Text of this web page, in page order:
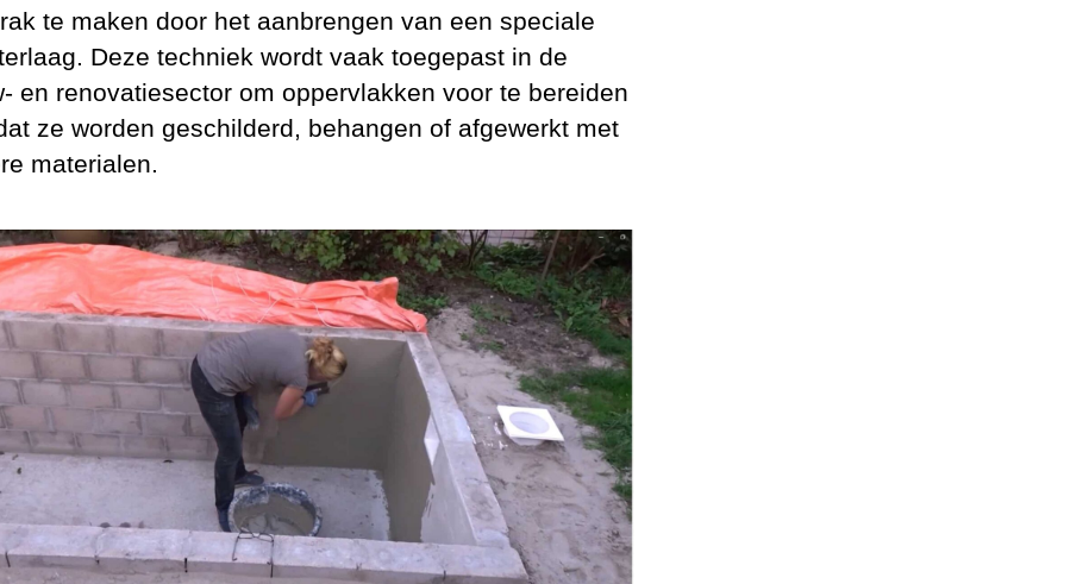
te maken door het aanbrengen van een speciale
Deze techniek wordt vaak toegepast in de
en renovatiesector om oppervlakken voor te bereiden
ze worden geschilderd, behangen of afgewerkt met
materialen.